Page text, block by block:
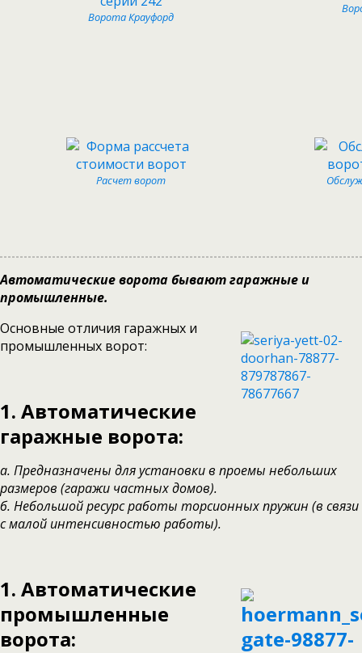
Ворота Крауфорд
Расчет ворот
Автоматические ворота бывают гаражные и
промышленные.
Основные отличия гаражных и
промышленных ворот:
1. Автоматические
гаражные ворота:
а. Предназначены для установки в проемы небольших
размеров (гаражи частных домов).
б. Небольшой ресурс работы торсионных пружин (в связи
с малой интенсивностью работы).
1. Автоматические
промышленные
ворота: